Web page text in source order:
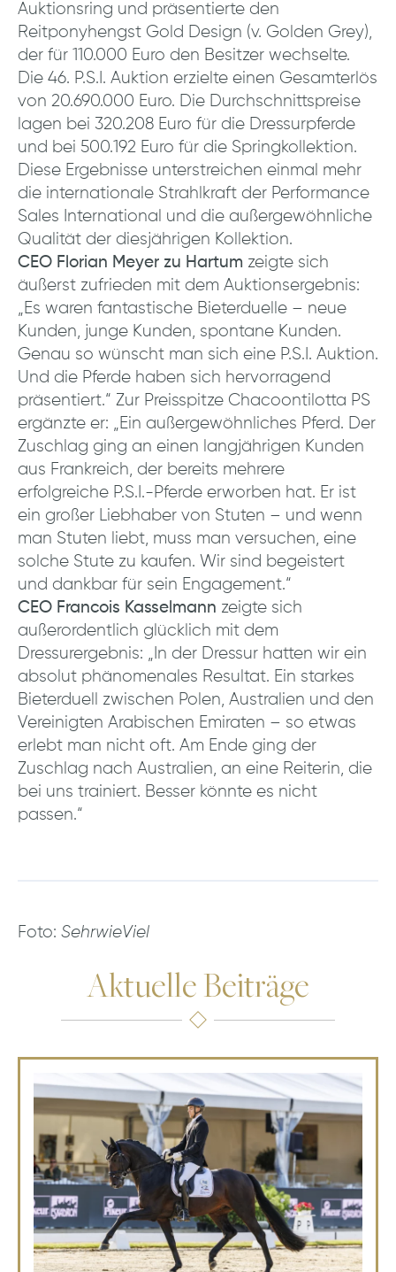
Auktionsring und präsentierte den
Reitponyhengst Gold Design (v. Golden Grey),
der für 110.000 Euro den Besitzer wechselte.
Die 46. P.S.I. Auktion erzielte einen Gesamterlös
von 20.690.000 Euro. Die Durchschnittspreise
lagen bei 320.208 Euro für die Dressurpferde
und bei 500.192 Euro für die Springkollektion.
Diese Ergebnisse unterstreichen einmal mehr
die internationale Strahlkraft der Performance
Sales International und die außergewöhnliche
Qualität der diesjährigen Kollektion.
CEO Florian Meyer zu Hartum zeigte sich
äußerst zufrieden mit dem Auktionsergebnis:
„Es waren fantastische Bieterduelle – neue
Kunden, junge Kunden, spontane Kunden.
Genau so wünscht man sich eine P.S.I. Auktion.
Und die Pferde haben sich hervorragend
präsentiert.“ Zur Preisspitze Chacoontilotta PS
ergänzte er: „Ein außergewöhnliches Pferd. Der
Zuschlag ging an einen langjährigen Kunden
aus Frankreich, der bereits mehrere
erfolgreiche P.S.I.-Pferde erworben hat. Er ist
ein großer Liebhaber von Stuten – und wenn
man Stuten liebt, muss man versuchen, eine
solche Stute zu kaufen. Wir sind begeistert
und dankbar für sein Engagement.“
CEO Francois Kasselmann zeigte sich
außerordentlich glücklich mit dem
Dressurergebnis: „In der Dressur hatten wir ein
absolut phänomenales Resultat. Ein starkes
Bieterduell zwischen Polen, Australien und den
Vereinigten Arabischen Emiraten – so etwas
erlebt man nicht oft. Am Ende ging der
Zuschlag nach Australien, an eine Reiterin, die
bei uns trainiert. Besser könnte es nicht
passen.“
Foto: SehrwieViel
Aktuelle Beiträge